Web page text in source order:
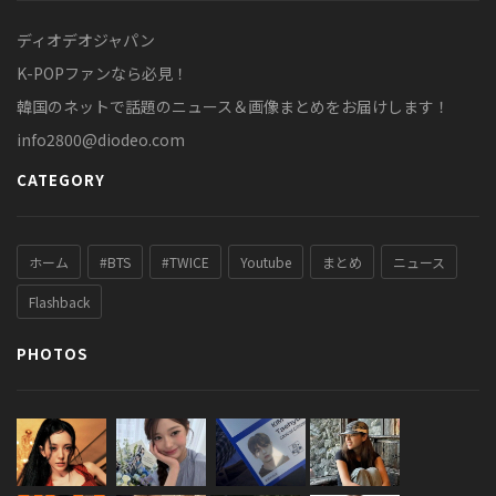
ディオデオジャパン
K-POPファンなら必見！
韓国のネットで話題のニュース＆画像まとめをお届けします！
info2800@diodeo.com
CATEGORY
ホーム #BTS #TWICE Youtube まとめ ニュース
Flashback
PHOTOS